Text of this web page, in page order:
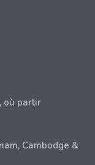
où partir
Cambodge &